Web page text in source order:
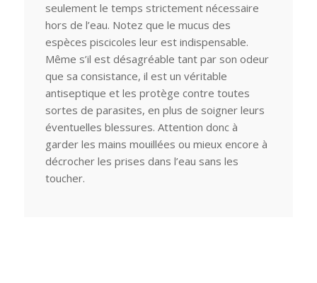
seulement le temps strictement nécessaire
hors de l’eau. Notez que le mucus des
espèces piscicoles leur est indispensable.
Même s’il est désagréable tant par son odeur
que sa consistance, il est un véritable
antiseptique et les protège contre toutes
sortes de parasites, en plus de soigner leurs
éventuelles blessures. Attention donc à
garder les mains mouillées ou mieux encore à
décrocher les prises dans l’eau sans les
toucher.